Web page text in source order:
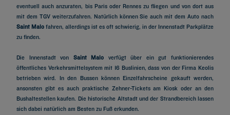
eventuell auch anzuraten, bis Paris oder Rennes zu fliegen und von dort aus
mit dem TGV weiterzufahren. Natürlich können Sie auch mit dem Auto nach
Saint Malo fahren, allerdings ist es oft schwierig, in der Innenstadt Parkplätze
zu finden.
Die Innenstadt von Saint Malo verfügt über ein gut funktionierendes
öffentliches Verkehrsmittelsystem mit 16 Buslinien, dass von der Firma Keolis
betrieben wird. In den Bussen können Einzelfahrscheine gekauft werden,
ansonsten gibt es auch praktische Zehner-Tickets am Kiosk oder an den
Bushaltestellen kaufen. Die historische Altstadt und der Strandbereich lassen
sich dabei natürlich am Besten zu Fuß erkunden.
Hotels in Paris
Hotels in Marseille